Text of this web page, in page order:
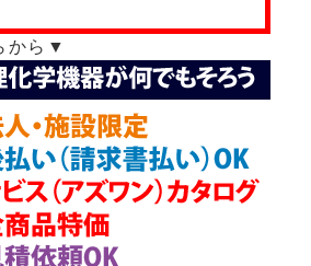
から▼